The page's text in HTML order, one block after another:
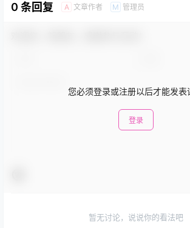
0 条回复 A 文章作者 M 管理员
您必须登录或注册以后才能发表
登录
暂无讨论，说说你的看法吧